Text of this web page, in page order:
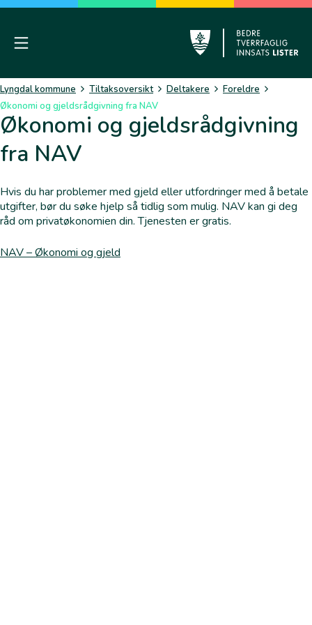
Skip
contentMobile Menu
Lyngdal
Lyngdal kommune Tiltaksoversikt Deltakere
Foreldre
Økonomi og gjeldsrådgivning fra NAV
Økonomi og gjeldsrådgivning
fra NAV
Hvis du har problemer med gjeld eller utfordringer med å betale
utgifter, bør du søke hjelp så tidlig som mulig. NAV kan gi deg
råd om privatøkonomien din. Tjenesten er gratis.
NAV – Økonomi og gjeld